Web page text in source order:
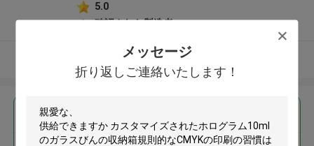
メッセージ
折り返しご連絡いたします！
5.0
確認された製造者
多くを見て下さい